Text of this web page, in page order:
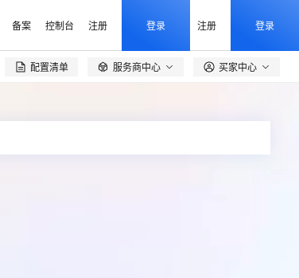
备案 控制台 注册 登录 注册 登录
配置清单  服务商中心 买家中心